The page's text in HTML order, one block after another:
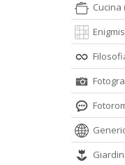
I
MANUALI DI OFFICINA DEL VESPISTA SPECIALE N.3
Cucina